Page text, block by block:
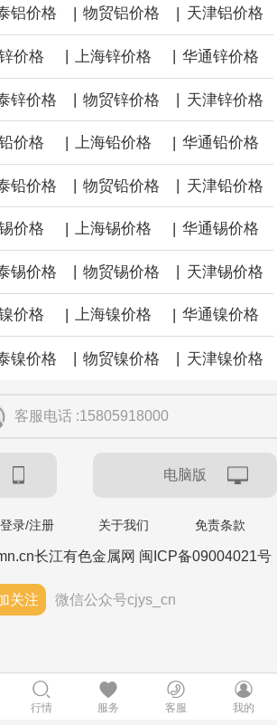
中，首艘“特朗普级”战列舰“无畏”号预估造价比原来至少
铝价格 | 物贸铝价格 | 天津铝价格
价格 上海锌价格 华通锌价格
锌价格 | 物贸锌价格 | 天津锌价格
价格 | 上海铅价格 | 华通铅价格
铅价格 物贸铅价格 天津铅价格
价格 | 上海锡价格 | 华通锡价格
锡价格 物贸锡价格 天津锡价格
价格 | 上海镍价格 | 华通镍价格
镍价格 | 物贸镍价格 | 天津镍价格
客服电话 :15805918000
电脑版
登录/注册 关于我们 免责条款
长江有色金属网 闽ICP备09004021号
关注 微信公众号cjys_cn
行情 服务 客服 我的